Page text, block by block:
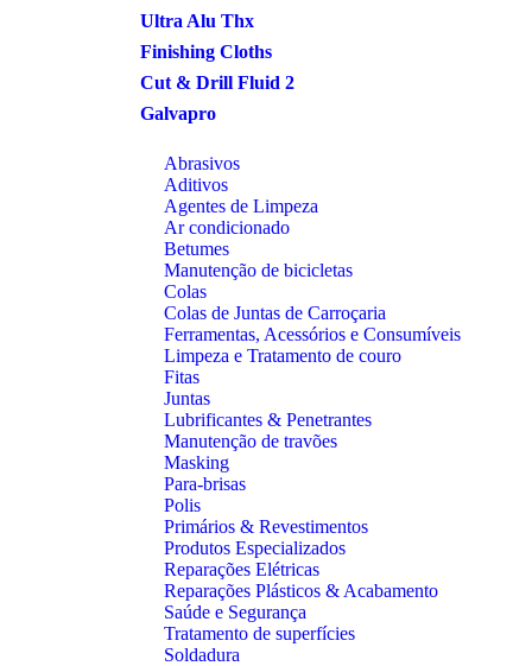
Ultra Alu Thx
Finishing Cloths
Cut & Drill Fluid 2
Galvapro
Abrasivos
Aditivos
Agentes de Limpeza
Ar condicionado
Betumes
Manutenção de bicicletas
Colas
Colas de Juntas de Carroçaria
Ferramentas, Acessórios e Consumíveis
Limpeza e Tratamento de couro
Fitas
Juntas
Lubrificantes & Penetrantes
Manutenção de travões
Masking
Para-brisas
Polis
Primários & Revestimentos
Produtos Especializados
Reparações Elétricas
Reparações Plásticos & Acabamento
Saúde e Segurança
Tratamento de superfícies
Soldadura